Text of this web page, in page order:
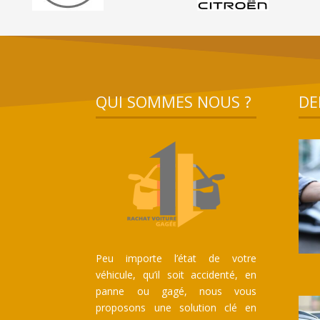
QUI SOMMES NOUS ?
Peu importe l’état de votre
véhicule, qu’il soit accidenté, en
panne ou gagé, nous vous
proposons une solution clé en